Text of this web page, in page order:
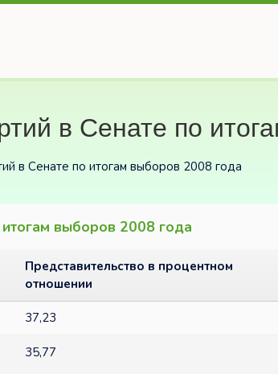
в Сенате по
в Сенате по итогам выборов 2008 года
итогам выборов 2008 года
Представительство в процентном
отношении
37,23
35,77